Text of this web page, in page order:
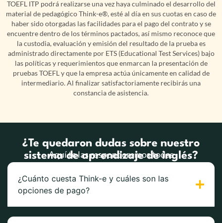
TOEFL ITP podrá realizarse una vez haya culminado el desarrollo del
material de pedagógico Think-e®, esté al día en sus cuotas en caso de
haber sido otorgadas las facilidades para el pago del contrato y se
encuentre dentro de los términos pactados, así mismo reconoce que
la custodia, evaluación y emisión del resultado de la prueba es
administrado directamente por ETS (Educational Test Services) bajo
las políticas y requerimientos que enmarcan la presentación de
pruebas TOEFL y que la empresa actúa únicamente en calidad de
intermediario. Al finalizar satisfactoriamente recibirás una
constancia de asistencia.
¿Te quedaron dudas sobre nuestro
sistema de aprendizaje de inglés?
Aquí te las responderemos todas
¿Cuánto cuesta Think-e y cuáles son las
opciones de pago?